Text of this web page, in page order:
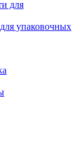
упаковочных